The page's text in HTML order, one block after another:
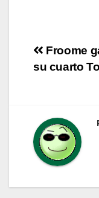
Froome
su cuarto